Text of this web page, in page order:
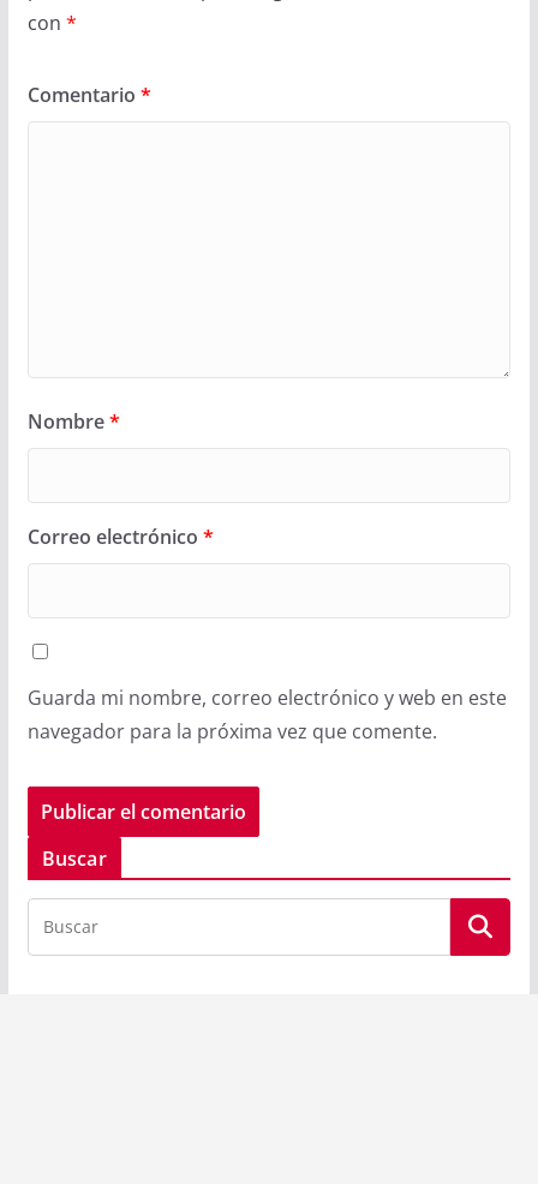
con *
Comentario *
Nombre*
Correo electrónico *
Guarda mi nombre, correo electrónico y web en este
navegador para la próxima vez que comente.
Buscar